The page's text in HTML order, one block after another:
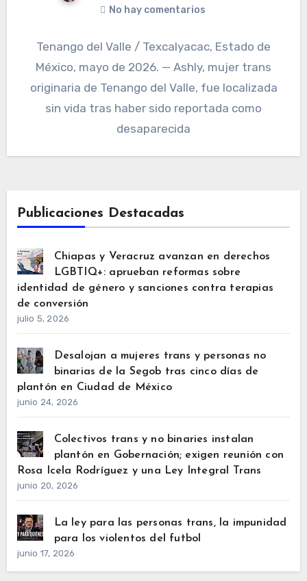
No hay comentarios
Tenango del Valle / Texcalyacac, Estado de
México, mayo de 2026. — Ashly, mujer trans
originaria de Tenango del Valle, fue localizada
sin vida tras haber sido reportada como
desaparecida
Publicaciones Destacadas
Chiapas y Veracruz avanzan en derechos
LGBTIQ+: aprueban reformas sobre
identidad de género y sanciones contra terapias
de conversión
julio 5, 2026
Desalojan a mujeres trans y personas no
binarias de la Segob tras cinco días de
plantón en Ciudad de México
junio 24, 2026
Colectivos trans y no binaries instalan
plantón en Gobernación; exigen reunión con
Rosa Icela Rodríguez y una Ley Integral Trans
junio 20, 2026
La ley para las personas trans, la impunidad
para los violentos del futbol
junio 17, 2026